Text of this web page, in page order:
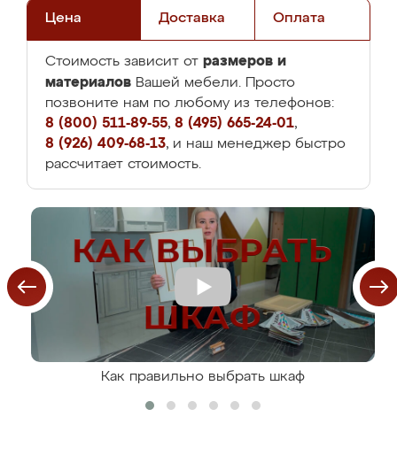
Цена Доставка Оплата
Стоимость зависит от размеров и
материалов Вашей мебели. Просто
позвоните нам по любому из телефонов:
8 (800) 511-89-55, 8 (495) 665-24-01,
8 (926) 409-68-13, и наш менеджер быстро
рассчитает стоимость.
Как правильно выбрать шкаф